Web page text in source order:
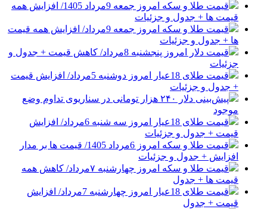
قیمت طلا و سکه امروز جمعه 9مرداد 1405/ افزایش همه
قیمت ها + جدول و جزئیات
قیمت طلا و سکه امروز جمعه 9مرداد/ افزایش همه قیمت
ها + جدول و جزئیات
قیمت دلار امروز پنجشنبه 8مرداد/ کاهش قیمت + جدول و
جزئیات
قیمت طلای 18عیار امروز دوشنبه 5مرداد/ افزایش قیمت
+ جدول و جزئیات
پیش‌بینی دلار ۲۴۰ هزار تومانی در سناریوی تداوم وضع
موجود
قیمت طلای 18عیار امروز سه شنبه 6مرداد/ افزایش
قیمت + جدول و جزئیات
قیمت طلا و سکه امروز 6مرداد 1405/ قیمت ها بر مدار
افزایش + جدول و جزئیات
قیمت طلا و سکه امروز چهارشنبه ۷مرداد/ کاهش همه
قیمت ها + جدول
قیمت طلای 18عیار امروز چهارشنبه 7مرداد/ افزایش
قیمت + جدول